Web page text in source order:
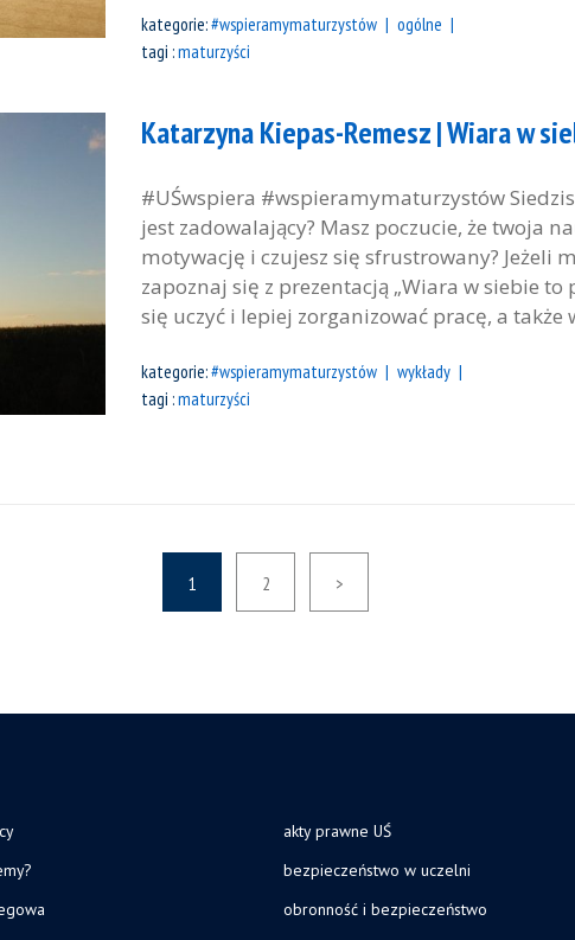
kategorie:#wspieramymaturzystów
ogólne
tagi :maturzyści
Katarzyna Kiepas-Remesz | Wiara w
#UŚwspiera #wspieramymaturzystów
jest zadowalający? Masz poczucie, że twoja
motywację i czujesz się sfrustrowany? Jeżeli
zapoznaj się z prezentacją „Wiara w siebie to
się uczyć i lepiej zorganizować pracę, a także
kategorie:#wspieramymaturzystów
wykłady
tagi :maturzyści
1 2 >
akty prawne UŚ
bezpieczeństwo w uczelni
obronność i bezpieczeństwo